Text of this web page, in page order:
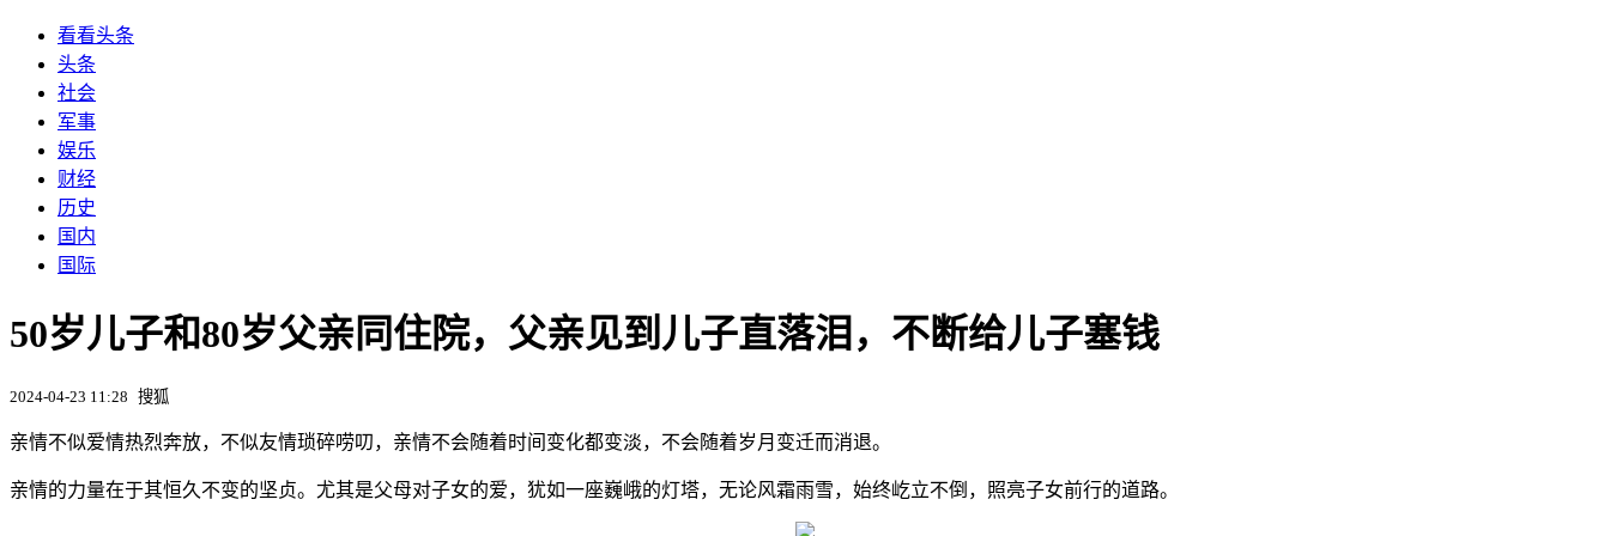
看看头条
头条
社会
军事
娱乐
财经
历史
国内
国际
50岁儿子和80岁父亲同住院，父亲见到儿子直落泪，不断给儿子塞钱
2024-04-23 11:28 搜狐
亲情不似爱情热烈奔放，不似友情琐碎唠叨，亲情不会随着时间变化都变淡，不会随着岁月变迁而消退。
亲情的力量在于其恒久不变的坚贞。尤其是父母对子女的爱，犹如一座巍峨的灯塔，无论风霜雨雪，始终屹立不倒，照亮子女前行的道路。